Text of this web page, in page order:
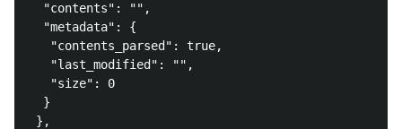
  "contents": "",
  "metadata": {
   "contents_parsed": true,
   "last_modified": "",
   "size": 0
  }
},